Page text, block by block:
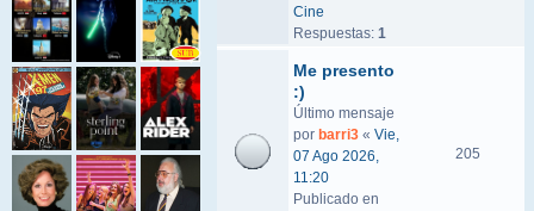
Cine
Respuestas: 1
Me presento
:)
Último mensaje
por barri3 « Vie,
07 Ago 2026,
11:20
Publicado en
205